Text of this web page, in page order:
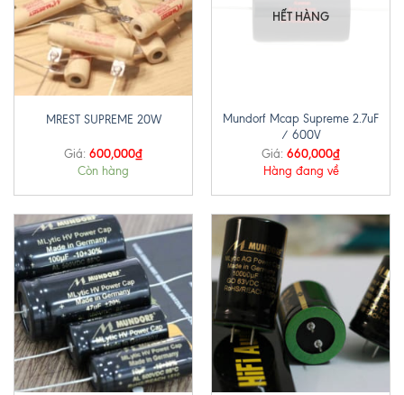
MREST SUPREME 20W
Giá: 600,000₫
Còn hàng
HẾT HÀNG
Mundorf Mcap Supreme 2.7uF
/ 600V
Giá: 660,000₫
Hàng đang về